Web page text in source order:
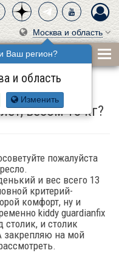
Москва и область
Ваш регион?
и область
Изменить
весом 13 кг?
пожалуйста
и вес всего 13
критерий-
комфорт, ну и
kiddy guardianfix
столик, и столик
закрепляю на мой